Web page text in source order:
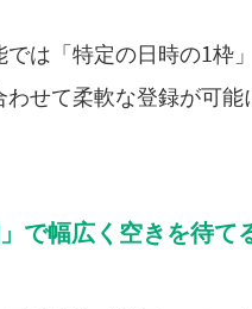
は「特定の日時の1枠
せて柔軟な登録が可能
で幅広く空きを待て